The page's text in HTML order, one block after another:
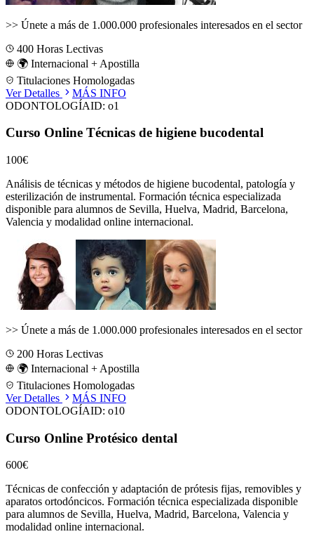
>> Únete a más de 1.000.000 profesionales interesados en el sector
400 Horas Lectivas
🌍 Internacional + Apostilla
Titulaciones Homologadas
Ver Detalles
MÁS INFO
ODONTOLOGÍAID: o1
Curso Online Técnicas de higiene bucodental
100€
Análisis de técnicas y métodos de higiene bucodental, patología y
esterilización de instrumental. Formación técnica especializada
disponible para alumnos de Sevilla, Huelva, Madrid, Barcelona,
Valencia y modalidad online internacional.
>> Únete a más de 1.000.000 profesionales interesados en el sector
200 Horas Lectivas
🌍 Internacional + Apostilla
Titulaciones Homologadas
Ver Detalles
MÁS INFO
ODONTOLOGÍAID: o10
Curso Online Protésico dental
600€
Técnicas de confección y adaptación de prótesis fijas, removibles y
aparatos ortodóncicos. Formación técnica especializada disponible
para alumnos de Sevilla, Huelva, Madrid, Barcelona, Valencia y
modalidad online internacional.